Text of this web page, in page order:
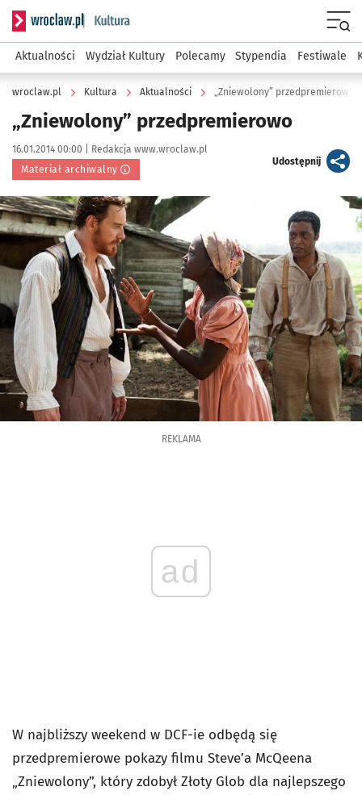
Serwis informacyjny wroclaw.pl podserwis: Kultura
Aktualności Wydział Kultury Polecamy Stypendia Festiwale
wroclaw.pl Kultura Aktualności „Zniewolony” przedpremierowo
„Zniewolony” przedpremierowo
Data publikacji:
16.01.2014 00:00 | Autor:
Redakcja www.wroclaw.pl
Materiał archiwalny
Udostępnijartykuł
Kliknij, aby powiększyć
REKLAMA
ad
W najbliższy weekend w DCF-ie odbędą się
przedpremierowe pokazy filmu Steve’a McQeena
„Zniewolony”, który zdobył Złoty Glob dla najlepszego